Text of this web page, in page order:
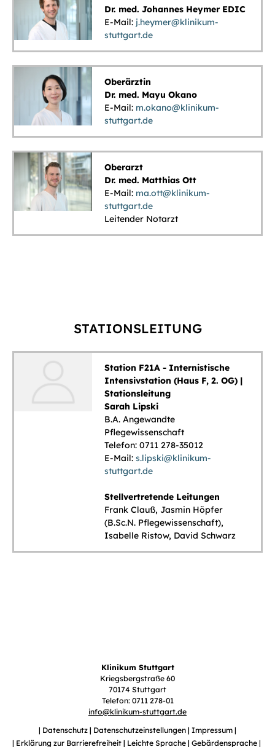
Dr. med. Johannes Heymer EDIC
E-Mail: j.heymer@klinikum-
stuttgart.de
Oberärztin
Dr. med. Mayu Okano
E-Mail: m.okano@klinikum-
stuttgart.de
Oberarzt
Dr. med. Matthias Ott
E-Mail: ma.ott@klinikum-
stuttgart.de
Leitender Notarzt
STATIONSLEITUNG
Station F21A - Internistische
Intensivstation (Haus F, 2. OG) |
Stationsleitung
Sarah Lipski
B.A. Angewandte
Pflegewissenschaft
Telefon: 0711 278-35012
E-Mail:s.lipski@klinikum-
stuttgart.de
Stellvertretende Leitungen
Frank Clauß, Jasmin Höpfer
(B.Sc.N. Pflegewissenschaft),
Isabelle Ristow, David Schwarz
Klinikum Stuttgart
Kriegsbergstraße 60
70174 Stuttgart
Telefon: 0711 278-01
info@klinikum-stuttgart.de
Datenschutz
Datenschutzeinstellungen Impressum
Erklärung zur Barrierefreiheit
Leichte Sprache Gebärdensprache